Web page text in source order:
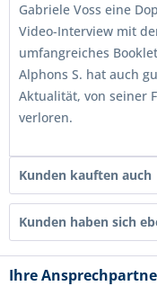
Gabriele Voss eine
Video-Interview mit
umfangreiches
Alphons S. hat auch
Aktualität, von seiner
verloren.
Kunden kauften auch
Kunden haben sich
Ihre